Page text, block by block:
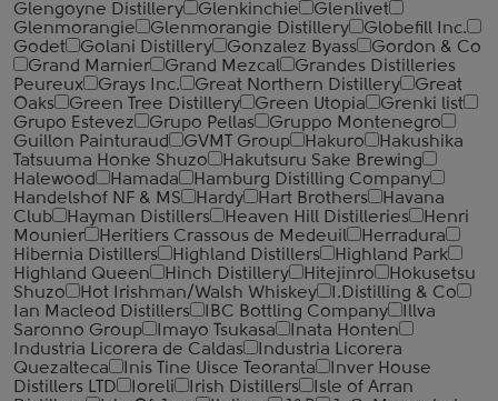
Glengoyne Distillery
Glenkinchie
Glenlivet
Glenmorangie
Glenmorangie Distillery
Globefill Inc.
Godet
Golani Distillery Gonzalez Byass
Gordon & Co
Grand Marnier
Grand Mezcal
Grandes Distilleries
Peureux
Grays Inc. Great Northern Distillery
Great
Oaks
Green Tree Distillery Green Utopia
Grenki list
Grupo Estevez
Grupo Pellas
Gruppo Montenegro
Guillon Painturaud
GVMT Group Hakuro
Hakushika
Tatsuuma Honke Shuzo
Hakutsuru Sake Brewing
Halewood
Hamada
Hamburg Distilling Company
Handelshof NF & MS
Hardy Hart Brothers
Havana
Club
Hayman Distillers Heaven Hill Distilleries
Henri
Mounier
Heritiers Crassous de Medeuil
Herradura
Hibernia Distillers
Highland Distillers
Highland Park
Highland Queen
Hinch Distillery Hitejinro
Hokusetsu
Shuzo
Hot Irishman/Walsh Whiskey
I.Distilling & Co
Ian Macleod Distillers
IBC Bottling Company
Illva
Saronno Group
Imayo Tsukasa
Inata Honten
Industria Licorera de Caldas
Industria Licorera
Quezalteca
Inis Tine Uisce Teoranta
Inver House
Distillers LTD
Ioreli Irish Distillers
Isle of Arran